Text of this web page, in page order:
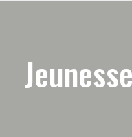
Jeunesse